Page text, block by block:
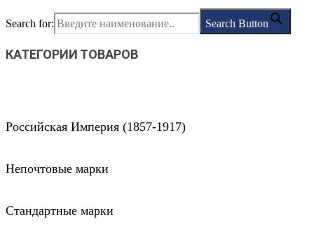
Search for: Search Button
КАТЕГОРИИ ТОВАРОВ
Российская Империя (1857-1917)
Непочтовые марки
Стандартные марки